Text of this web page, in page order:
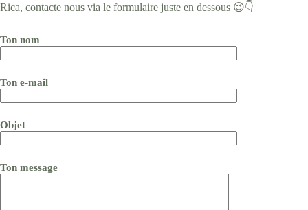
Rica, contacte nous via le formulaire juste en dessous 😉👇
Ton nom
Ton e-mail
Objet
Ton message